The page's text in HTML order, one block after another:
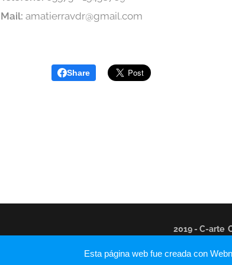
Mail: amatierravdr@gmail.com
Share
2019 - C-arte
Esta página web fue creada con